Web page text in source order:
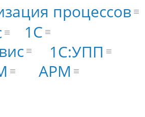
1С
АРМ
процессов
1С:УПП